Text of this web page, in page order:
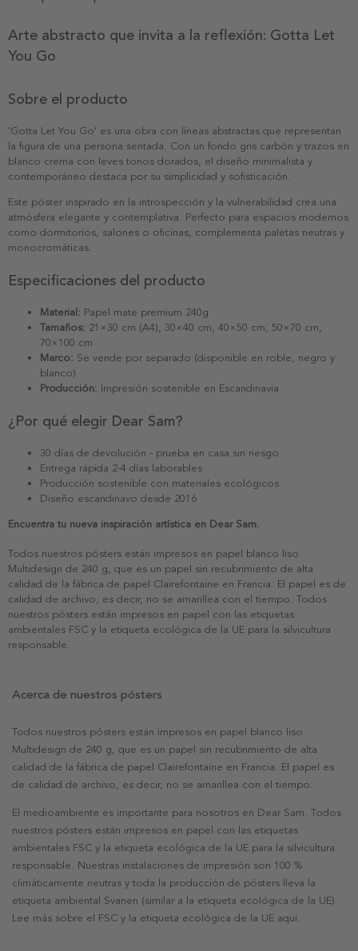
Arte abstracto que invita a la reflexión: Gotta Let
You Go
Sobre el producto
'Gotta Let You Go' es una obra con líneas abstractas que representan
la figura de una persona sentada. Con un fondo gris carbón y trazos en
blanco crema con leves tonos dorados, el diseño minimalista y
contemporáneo destaca por su simplicidad y sofisticación.
Este póster inspirado en la introspección y la vulnerabilidad crea una
atmósfera elegante y contemplativa. Perfecto para espacios modernos
como dormitorios, salones o oficinas, complementa paletas neutras y
monocromáticas.
Especificaciones del producto
Material: Papel mate premium 240g
Tamaños: 21×30 cm (A4), 30×40 cm, 40×50 cm, 50×70 cm,
70×100 cm
Marco: Se vende por separado (disponible en roble, negro y
blanco)
Producción: Impresión sostenible en Escandinavia
¿Por qué elegir Dear Sam?
30 días de devolución - prueba en casa sin riesgo
Entrega rápida 2-4 días laborables
Producción sostenible con materiales ecológicos
Diseño escandinavo desde 2016
Encuentra tu nueva inspiración artística en Dear Sam.
Todos nuestros pósters están impresos en papel blanco liso
Multidesign de 240 g, que es un papel sin recubrimiento de alta
calidad de la fábrica de papel Clairefontaine en Francia. El papel es de
calidad de archivo, es decir, no se amarillea con el tiempo. Todos
nuestros pósters están impresos en papel con las etiquetas
ambientales FSC y la etiqueta ecológica de la UE para la silvicultura
responsable.
Acerca de nuestros pósters
Todos nuestros pósters están impresos en papel blanco liso
Multidesign de 240 g, que es un papel sin recubrimiento de alta
calidad de la fábrica de papel Clairefontaine en Francia. El papel es
de calidad de archivo, es decir, no se amarillea con el tiempo.
El medioambiente es importante para nosotros en Dear Sam. Todos
nuestros pósters están impresos en papel con las etiquetas
ambientales FSC y la etiqueta ecológica de la UE para la silvicultura
responsable. Nuestras instalaciones de impresión son 100 %
climáticamente neutras y toda la producción de pósters lleva la
etiqueta ambiental Svanen (similar a la etiqueta ecológica de la UE).
Lee más sobre el FSC y la etiqueta ecológica de la UE aquí.